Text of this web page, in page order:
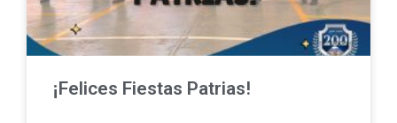
¡Felices Fiestas Patrias!